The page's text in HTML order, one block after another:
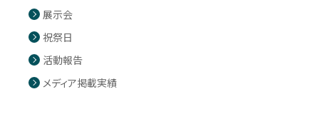
展示会
祝祭日
活動報告
メディア掲載実績